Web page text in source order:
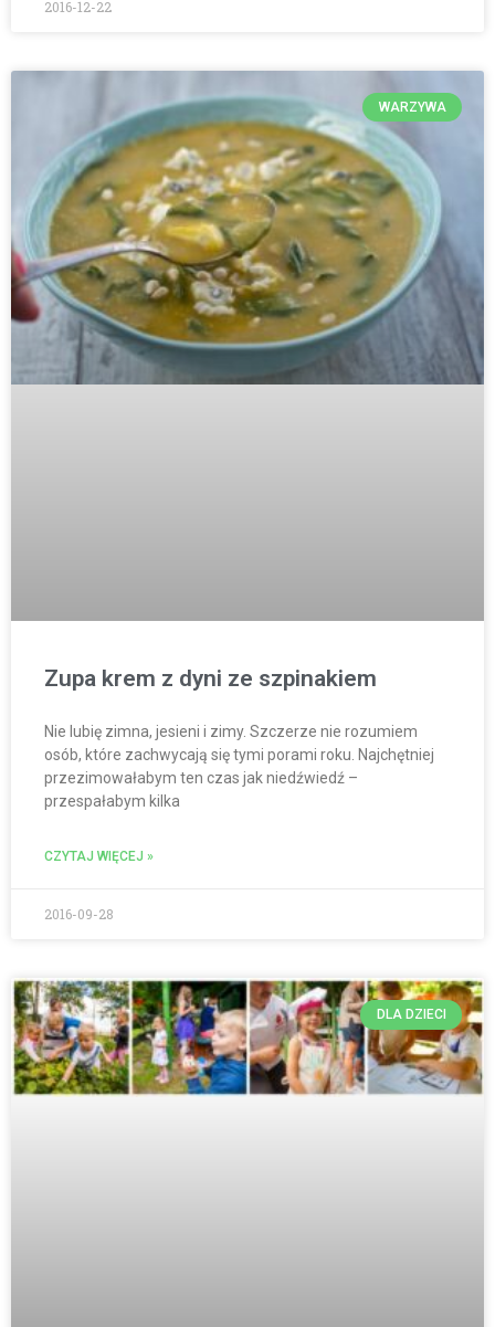
2016-12-22
WARZYWA
Zupa krem z dyni ze szpinakiem
Nie lubię zimna, jesieni i zimy. Szczerze nie rozumiem
osób, które zachwycają się tymi porami roku. Najchętniej
przezimowałabym ten czas jak niedźwiedź –
przespałabym kilka
CZYTAJ WIĘCEJ »
2016-09-28
DLA DZIECI